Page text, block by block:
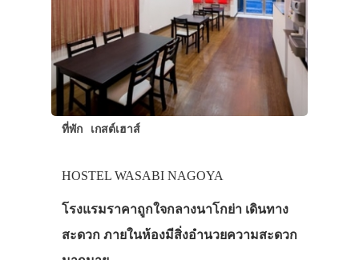
ที่พัก เกสต์เฮาส์
HOSTEL WASABI NAGOYA
โรงแรมราคาถูกใจกลางนาโกย่า เดินทาง
สะดวก ภายในห้องมีสิ่งอำนวยความสะดวก
ประเทศญี่ปุ่น
เที่ยวญี่ปุ่นด้ว